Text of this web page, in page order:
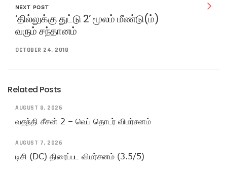
NEXT POST
‘தில்லுக்கு துட்டு 2’ மூலம் மீண்டு(ம்)
வரும் சந்தானம்
OCTOBER 24, 2018
Related Posts
AUGUST 8, 2026
வதந்தி சீசன் 2 – வெப் தொடர் விமர்சனம்
AUGUST 7, 2026
டிசி (DC) திரைப்பட விமர்சனம் (3.5/5)